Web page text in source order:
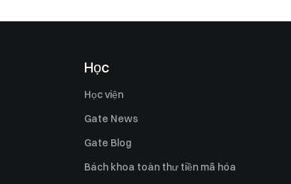
Học
Học viện
Gate News
Gate Blog
Bách khoa toàn thư tiền mã hóa